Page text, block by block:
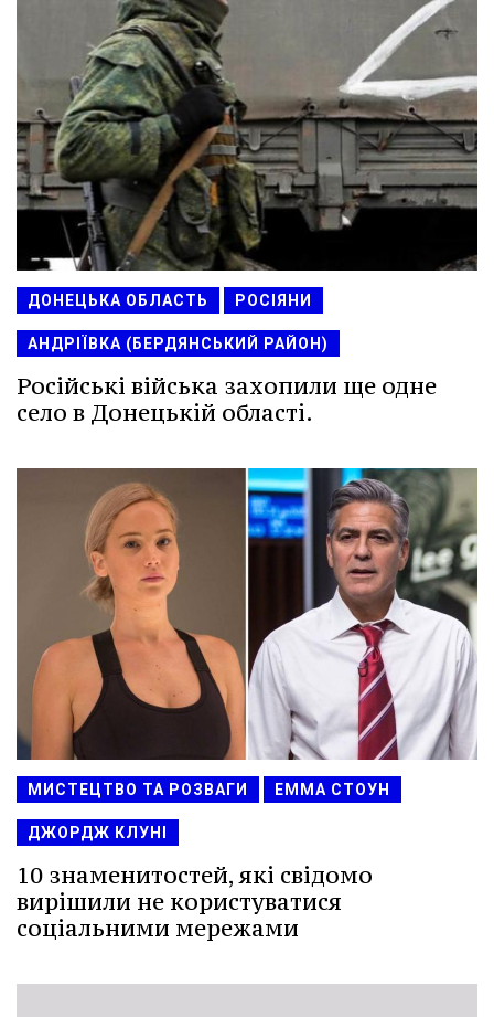
ДОНЕЦЬКА ОБЛАСТЬ РОСІЯНИ
АНДРІЇВКА (БЕРДЯНСЬКИЙ РАЙОН)
Російські війська захопили ще одне
село в Донецькій області.
МИСТЕЦТВО ТА РОЗВАГИ ЕММА СТОУН
ДЖОРДЖ КЛУНІ
10 знаменитостей, які свідомо
вирішили не користуватися
соціальними мережами